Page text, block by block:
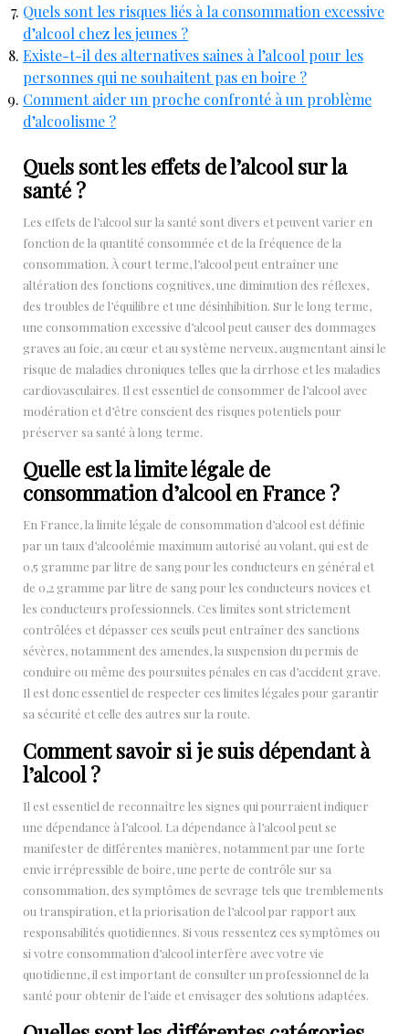
Quels sont les risques liés à la consommation excessive
d’alcool chez les jeunes ?
Existe-t-il des alternatives saines à l’alcool pour les
personnes qui ne souhaitent pas en boire ?
Comment aider un proche confronté à un problème
d’alcoolisme ?
Quels sont les effets de l’alcool sur la
santé ?
Les effets de l’alcool sur la santé sont divers et peuvent varier en
fonction de la quantité consommée et de la fréquence de la
consommation. À court terme, l’alcool peut entraîner une
altération des fonctions cognitives, une diminution des réflexes,
des troubles de l’équilibre et une désinhibition. Sur le long terme,
une consommation excessive d’alcool peut causer des dommages
graves au foie, au cœur et au système nerveux, augmentant ainsi le
risque de maladies chroniques telles que la cirrhose et les maladies
cardiovasculaires. Il est essentiel de consommer de l’alcool avec
modération et d’être conscient des risques potentiels pour
préserver sa santé à long terme.
Quelle est la limite légale de
consommation d’alcool en France ?
En France, la limite légale de consommation d’alcool est définie
par un taux d’alcoolémie maximum autorisé au volant, qui est de
0,5 gramme par litre de sang pour les conducteurs en général et
de 0,2 gramme par litre de sang pour les conducteurs novices et
les conducteurs professionnels. Ces limites sont strictement
contrôlées et dépasser ces seuils peut entraîner des sanctions
sévères, notamment des amendes, la suspension du permis de
conduire ou même des poursuites pénales en cas d’accident grave.
Il est donc essentiel de respecter ces limites légales pour garantir
sa sécurité et celle des autres sur la route.
Comment savoir si je suis dépendant à
l’alcool ?
Il est essentiel de reconnaître les signes qui pourraient indiquer
une dépendance à l’alcool. La dépendance à l’alcool peut se
manifester de différentes manières, notamment par une forte
envie irrépressible de boire, une perte de contrôle sur sa
consommation, des symptômes de sevrage tels que tremblements
ou transpiration, et la priorisation de l’alcool par rapport aux
responsabilités quotidiennes. Si vous ressentez ces symptômes ou
si votre consommation d’alcool interfère avec votre vie
quotidienne, il est important de consulter un professionnel de la
santé pour obtenir de l’aide et envisager des solutions adaptées.